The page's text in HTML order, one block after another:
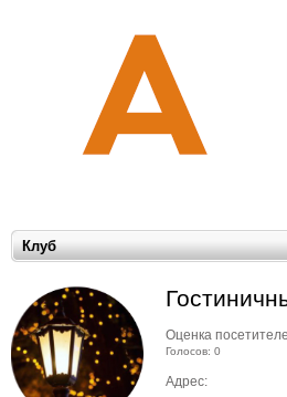
Клуб
Оценка
Голосов: 0
Адрес: